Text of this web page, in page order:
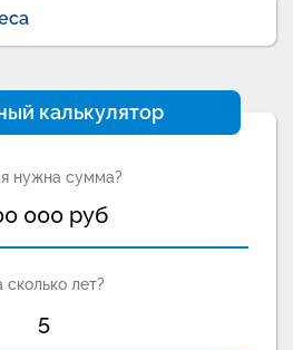
калькулятор
нужна сумма?
000 руб
сколько лет?
5